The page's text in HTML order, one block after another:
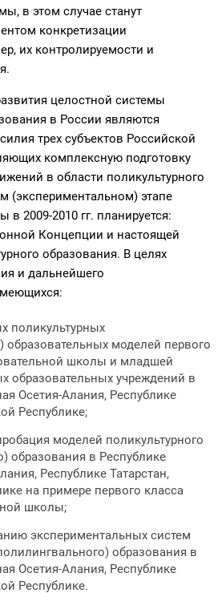
в этом случае станут
конкретизации
их контролируемости и
целостной системы
в России являются
трех субъектов Российской
комплексную подготовку
в области поликультурного
(экспериментальном) этапе
2009-2010 гг. планируется:
Концепции и настоящей
образования. В целях
и дальнейшего
поликультурных
образовательных моделей первого
школы и младшей
образовательных учреждений в
Осетия-Алания, Республике
Республике;
моделей поликультурного
образования в Республике
Республике Татарстан,
на примере первого класса
школы;
экспериментальных систем
образования в
Осетия-Алания, Республике
Республике.